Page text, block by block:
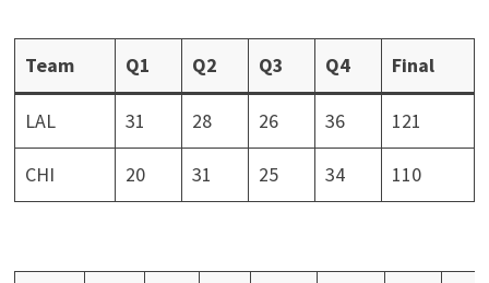
Team Q1 Q2 Q3 Q4 Final
LAL 31 28 26 36 121
CHI 20 31 25 34 110